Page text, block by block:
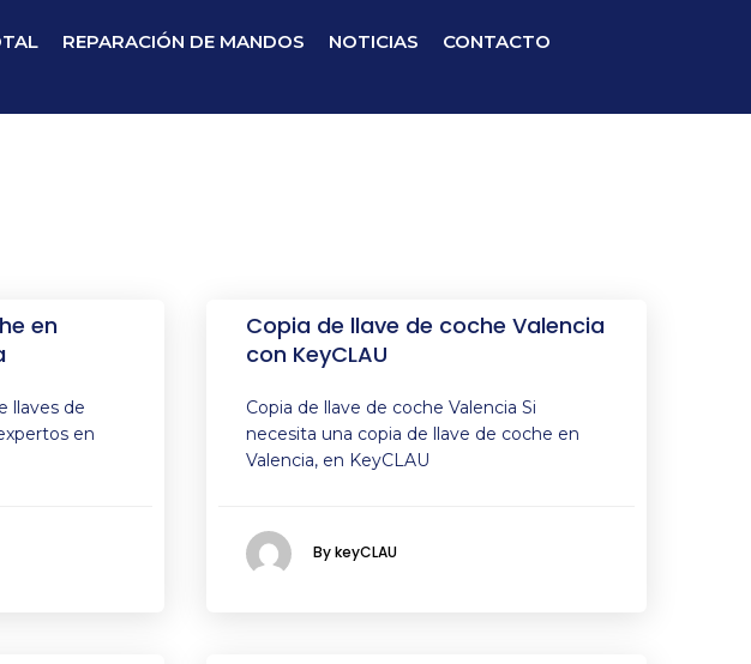
REPARACIÓN DE MANDOS NOTICIAS CONTACTO
en
llaves de
en
Copia de llave de coche Valencia
con KeyCLAU
Copia de llave de coche Valencia Si
necesita una copia de llave de coche en
Valencia, en KeyCLAU
By keyCLAU